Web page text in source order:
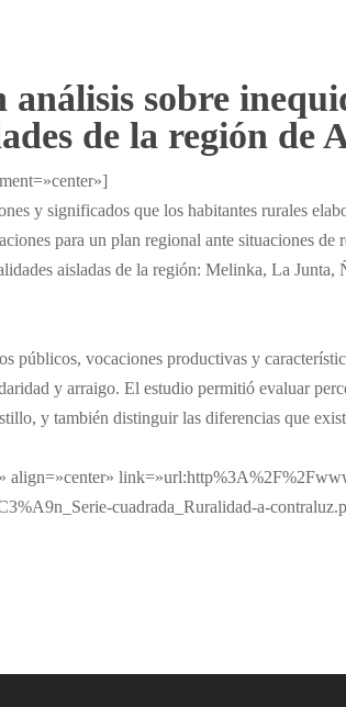
sobre
de la región de
y significados que los habitantes rurales
para un plan regional ante situaciones de
aisladas de la región: Melinka, La
públicos, vocaciones productivas y
y arraigo. El estudio permitió evaluar
y también distinguir las diferencias que
cuadrada_Ruralidad-a-